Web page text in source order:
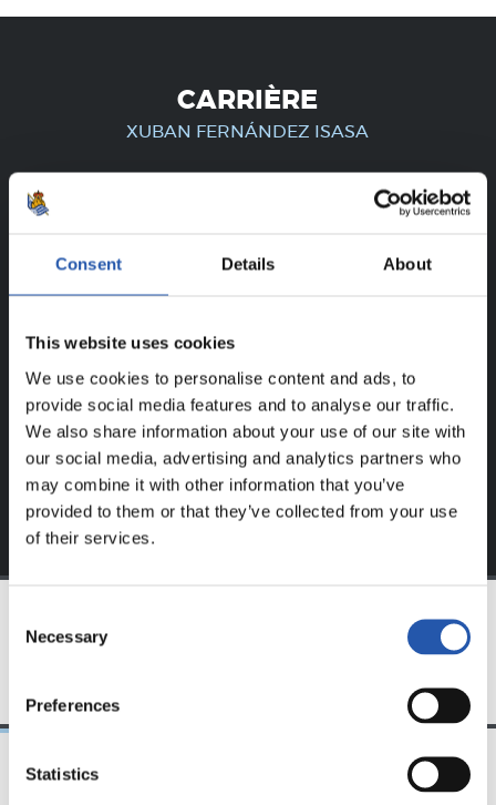
Consent Details About
This website uses cookies
We use cookies to personalise content and ads, to
provide social media features and to analyse our traffic.
We also share information about your use of our site with
our social media, advertising and analytics partners who
may combine it with other information that you’ve
provided to them or that they’ve collected from your use
of their services.
Selection
Necessary
Preferences
Statistics
CARRIÈRE
XUBAN FERNÁNDEZ ISASA
UTILISATEURS ENREGISTRÉS !
notre site web.
S'inscrire en cliquant sur l' Identifiant et profitez du
contenu exclusif pour vous.